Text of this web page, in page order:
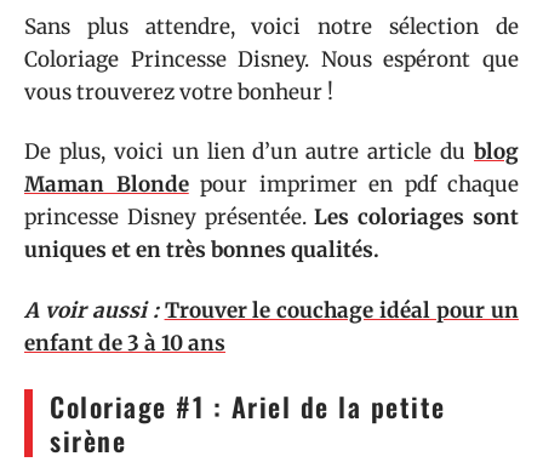
Sans plus attendre, voici notre sélection de
Coloriage Princesse Disney. Nous espéront que
vous trouverez votre bonheur !
De plus, voici un lien d’un autre article du blog
Maman Blondepour imprimer en pdf chaque
princesse Disney présentée.Les coloriages sont
uniques et en très bonnes qualités.
A voir aussi : Trouver le couchage idéal pour un
enfant de 3 à 10 ans
Coloriage #1 : Ariel de la petite
sirène